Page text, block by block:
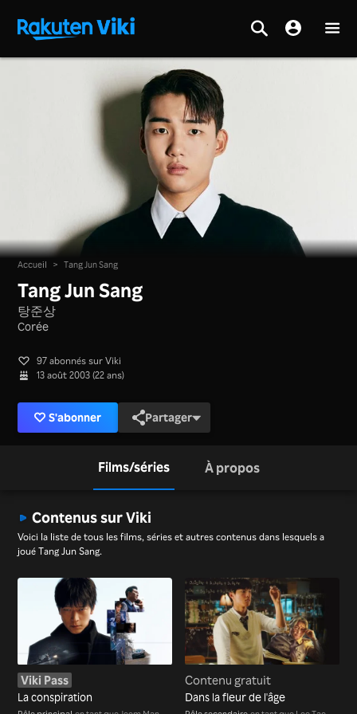
Accueil > Tang Jun Sang
Tang Jun Sang
탕준상
Corée
97 abonnés sur Viki
13 août 2003 (22 ans)
S'abonner Partager
Films/séries À propos
Contenus sur Viki
Voici la liste de tous les films, séries et autres contenus dans lesquels a
joué Tang Jun Sang.
Viki Pass
La conspiration
Contenu gratuit
Dans la fleur de l'âge